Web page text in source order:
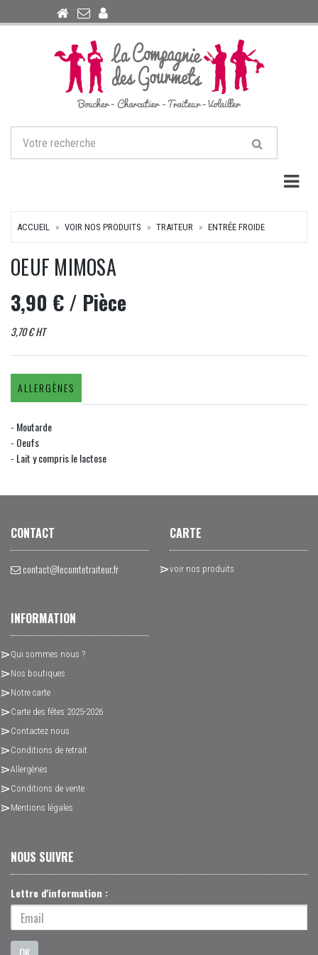
ACCUEIL VOIR NOS PRODUITS TRAITEUR ENTRÉE FROIDE
OEUF MIMOSA
3,90 €/ Pièce
3,70 € HT
ALLERGÈNES
- Moutarde
- Oeufs
- Lait y compris le lactose
CONTACT
contact@lecomtetraiteur.fr
CARTE
voir nos produits
INFORMATION
Qui sommes nous ?
Nos boutiques
Notre carte
Carte des fêtes 2025-2026
Contactez nous
Conditions de retrait
Allergènes
Conditions de vente
Mentions légales
NOUS SUIVRE
Lettre d'information :